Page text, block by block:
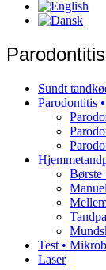
Parodontitis
Sundt
Parodontitis
Børste
Test •
Laser